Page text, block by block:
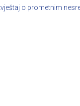
o prometnim